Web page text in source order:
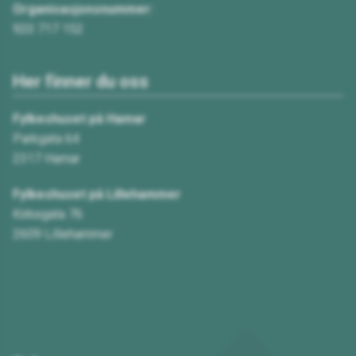
Organisasjonsnummer:
920 717 152
Her finner du oss
Fylkeshuset på Hamar
Parkgata 64
2317 Hamar
Fylkeshuset på Lillehammer
Kirkegata 76
2609 Lillehammer